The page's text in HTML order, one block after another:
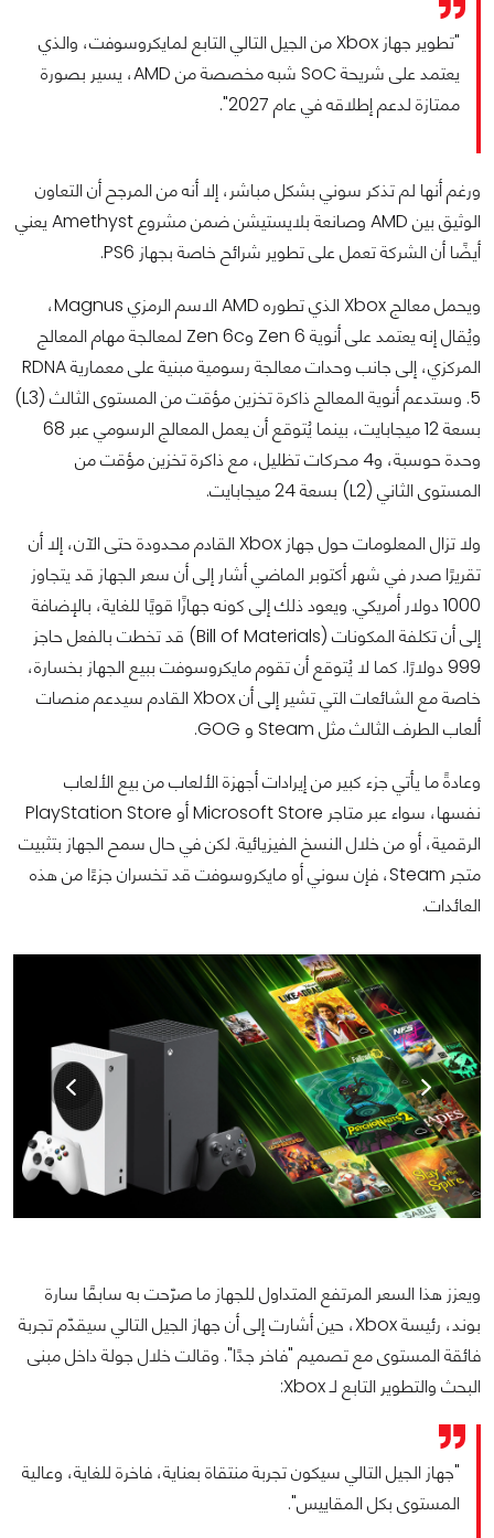
"تطوير جهاز Xbox من الجيل التالي التابع لمايكروسوفت، والذي
يعتمد على شريحة SoC شبه مخصصة من AMD، يسير بصورة
ممتازة لدعم إطلاقه في عام 2027".
ورغم أنها لم تذكر سوني بشكل مباشر، إلا أنه من المرجح أن التعاون
الوثيق بين AMD وصانعة بلايستيشن ضمن مشروع Amethyst يعني
أيضًا أن الشركة تعمل على تطوير شرائح خاصة بجهاز PS6.
ويحمل معالج Xbox الذي تطوره AMD الاسم الرمزي Magnus،
ويُقال إنه يعتمد على أنوية Zen 6 وZen 6c لمعالجة مهام المعالج
المركزي، إلى جانب وحدات معالجة رسومية مبنية على معمارية RDNA
5. وستدعم أنوية المعالج ذاكرة تخزين مؤقت من المستوى الثالث (L3)
بسعة 12 ميجابايت، بينما يُتوقع أن يعمل المعالج الرسومي عبر 68
وحدة حوسبة، و4 محركات تظليل، مع ذاكرة تخزين مؤقت من
المستوى الثاني (L2) بسعة 24 ميجابايت.
ولا تزال المعلومات حول جهاز Xbox القادم محدودة حتى الآن، إلا أن
تقريرًا صدر في شهر أكتوبر الماضي أشار إلى أن سعر الجهاز قد يتجاوز
1000 دولار أمريكي. ويعود ذلك إلى كونه جهازًا قويًا للغاية، بالإضافة
إلى أن تكلفة المكونات (Bill of Materials) قد تخطت بالفعل حاجز
999 دولارًا. كما لا يُتوقع أن تقوم مايكروسوفت ببيع الجهاز بخسارة،
خاصة مع الشائعات التي تشير إلى أن Xbox القادم سيدعم منصات
ألعاب الطرف الثالث مثل Steam و GOG.
وعادةً ما يأتي جزء كبير من إيرادات أجهزة الألعاب من بيع الألعاب
نفسها، سواء عبر متاجر Microsoft Store أو PlayStation Store
الرقمية، أو من خلال النسخ الفيزيائية. لكن في حال سمح الجهاز بتثبيت
متجر Steam، فإن سوني أو مايكروسوفت قد تخسران جزءًا من هذه
العائدات.
ويعزز هذا السعر المرتفع المتداول للجهاز ما صرّحت به سابقًا سارة
بوند، رئيسة Xbox، حين أشارت إلى أن جهاز الجيل التالي سيقدّم تجربة
فائقة المستوى مع تصميم "فاخر جدًا". وقالت خلال جولة داخل مبنى
البحث والتطوير التابع لـ Xbox:
"جهاز الجيل التالي سيكون تجربة منتقاة بعناية، فاخرة للغاية، وعالية
المستوى بكل المقاييس".